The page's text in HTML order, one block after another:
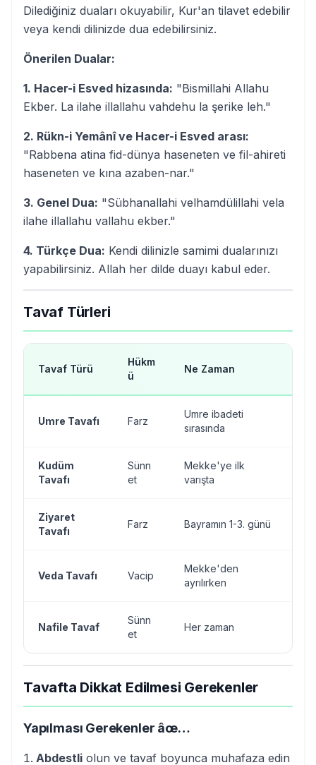
Dilediğiniz duaları okuyabilir, Kur'an tilavet edebilir
veya kendi dilinizde dua edebilirsiniz.
Önerilen Dualar:
1. Hacer-i Esved hizasında: "Bismillahi Allahu
Ekber. La ilahe illallahu vahdehu la şerike leh."
2. Rükn-i Yemânî ve Hacer-i Esved arası:
"Rabbena atina fid-dünya haseneten ve fil-ahireti
haseneten ve kına azaben-nar."
3. Genel Dua: "Sübhanallahi velhamdülillahi vela
ilahe illallahu vallahu ekber."
4. Türkçe Dua: Kendi dilinizle samimi dualarınızı
yapabilirsiniz. Allah her dilde duayı kabul eder.
Tavaf Türleri
Tavaf Türü
Hükm
ü
Ne Zaman
Umre Tavafı Farz
Umre ibadeti
sırasında
Kudüm
Tavafı
Sünn
et
Mekke'ye ilk
varışta
Ziyaret
Tavafı
Farz Bayramın 1-3. günü
Veda Tavafı Vacip
Mekke'den
ayrılırken
Nafile Tavaf
Sünn
et
Her zaman
Tavafta Dikkat Edilmesi Gerekenler
Yapılması Gerekenler âœ…
Abdestli olun ve tavaf boyunca muhafaza edin